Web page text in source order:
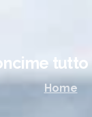
tutto
Home